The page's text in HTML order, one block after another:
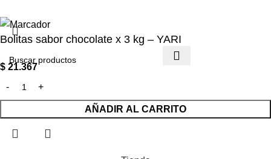
Bolitas sabor chocolate x 3 kg – YARI
$ 21.367
AÑADIR AL CARRITO